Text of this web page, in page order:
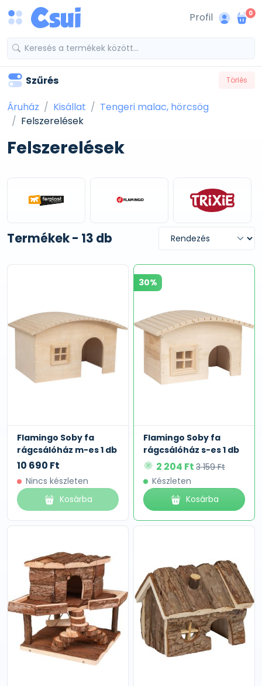
Profil 0
Szűrés Törlés
Áruház Kisállat
Tengeri malac, hörcsög
Felszerelések
Felszerelések
Termékek - 13 db
Flamingo Soby fa
rágcsálóház m-es 1 db
10 690 Ft
Nincs készleten
Kosárba
30%
Flamingo Soby fa
rágcsálóház s-es 1 db
2 204 Ft 3 159 Ft
Készleten
Kosárba